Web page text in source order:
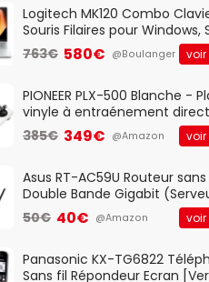
QWERTY UK - Noir
Logitech MK120 Combo
Souris Filaires pour Windows,
Optique Filaire, Connexion
And Play, Confortable, Taille
QWERTY UK - Noir
763€ 580€ @Boulanger voir
PIONEER PLX-500 Blanche -
vinyle à entraénement
vitesses (33-45-78 trs/min)
pre-ampli intégré et port USB
385€ 349€ @Amazon voir
Asus RT-AC59U Routeur sans
Double Bande Gigabit
Client VPN, Triple Vlan, Mode
d'accès et Bridge, contrôle
50€ 40€ @Amazon voir
Panasonic KX-TG6822
Sans fil Répondeur Ecran